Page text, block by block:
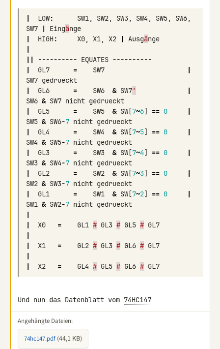
| LOW: SW1, SW2, SW3, SW4 , SW5, SW6,
SW7
| Eingänge
|
HIGH : X0, X1, X2 | Ausgänge
|
||
---------- EQUATES ----------
|
GL7 = SW7
|
SW7 gedrueckt
|
GL6 = SW6 & SW7'
|
SW6 & SW7 nicht gedrueckt
|
GL5 = SW5 & SW [7~6] == 0
|
SW5 & SW6-7 nicht gedrueckt
|
GL4 = SW4 & SW [7~5] == 0
|
SW4 & SW5-7 nicht gedrueckt
|
GL3 = SW3 & SW [7~4] == 0
|
SW3 & SW4-7 nicht gedrueckt
|
GL2 = SW2 & SW [7~3] == 0
|
SW2 & SW3-7 nicht gedrueckt
|
GL1 = SW1 & SW [7~2] == 0
|
SW1 & SW2-7 nicht gedrueckt
|
|
X0 = GL1 # GL3 # GL5 # GL7
|
|
X1 = GL2 # GL3 # GL6 # GL7
|
|
X2 = GL4 # GL5 # GL6 # GL7
Und nun das Datenblatt vom 74HC147
Angehängte Dateien:
74hc147.pdf (44,1 KB)